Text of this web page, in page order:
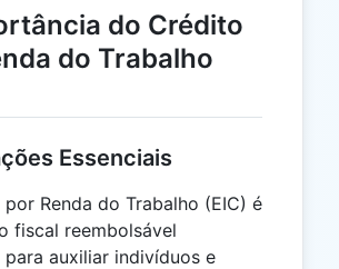
do Crédito
do Trabalho
Essenciais
Renda do Trabalho (EIC) é
fiscal reembolsável
auxiliar indivíduos e